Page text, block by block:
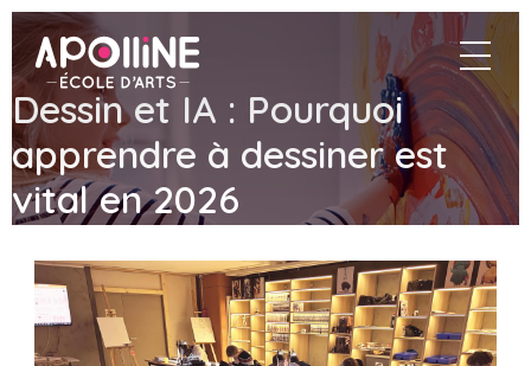
Apolline
–
École
d'arts
Dessin et IA : Pourquoi
apprendre à dessiner est
vital en 2026